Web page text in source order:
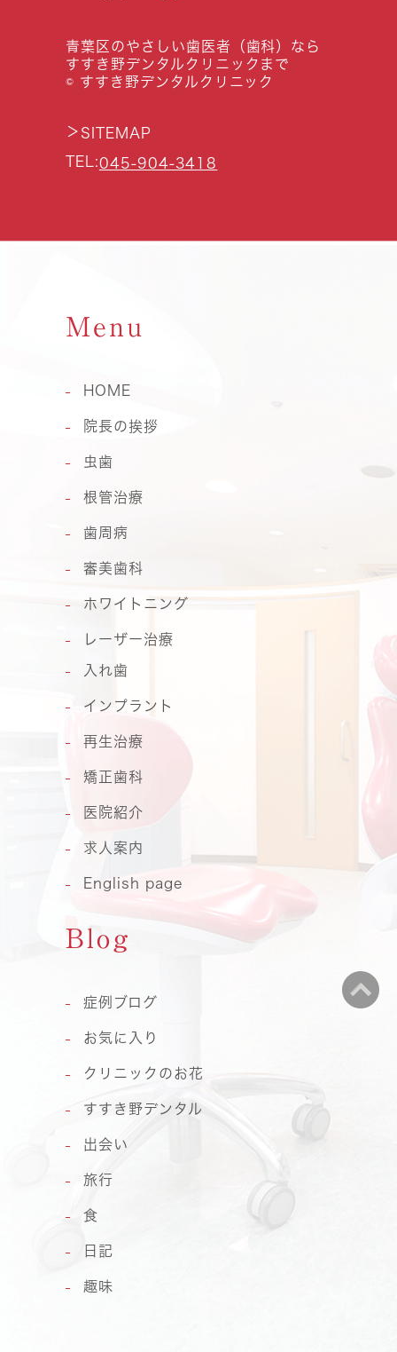
青葉区のやさしい歯医者（歯科）なら
すすき野デンタルクリニックまで
© すすき野デンタルクリニック
＞ SITEMAP
TEL:045-904-3418
Menu
HOME
院長の挨拶
虫歯
根管治療
歯周病
審美歯科
ホワイトニング
レーザー治療
入れ歯
インプラント
再生治療
矯正歯科
医院紹介
求人案内
English page
Blog
症例ブログ
お気に入り
クリニックのお花
すすき野デンタル
出会い
旅行
食
日記
趣味